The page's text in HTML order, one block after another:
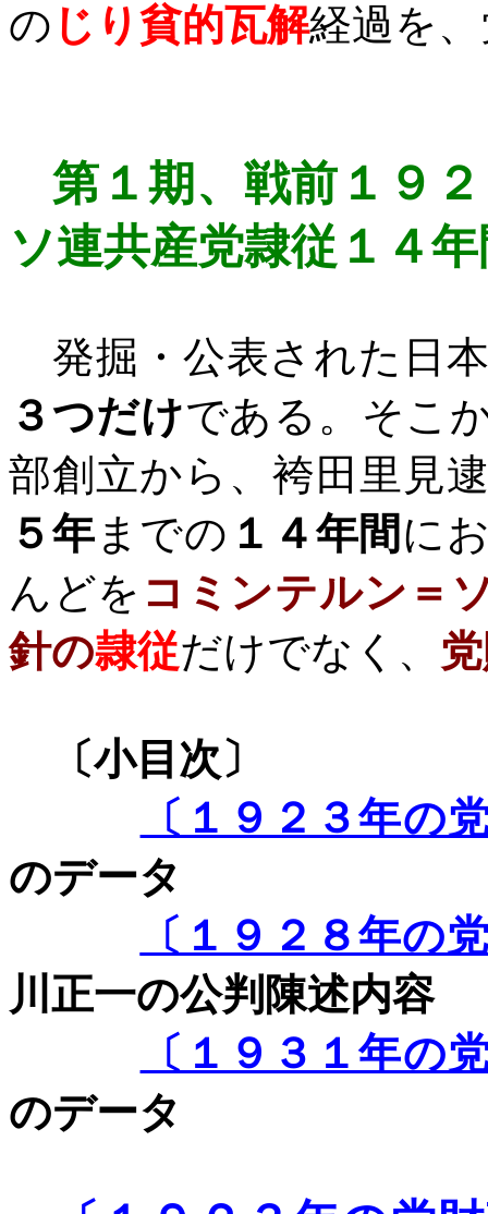
の じり貧的瓦解経過を
第１期、 戦前１９
ソ連共産党隷従１４
発掘・公表された日
３つだけである。そこ
部創立から、袴田里見
５年までの １４年間 に
んどを コミンテルン＝
針の隷従だけでなく、
〔小目次〕
〔１９２３年の
のデータ
〔１９２８年の
川正一の公判陳述内容
〔１９３１年の
のデータ